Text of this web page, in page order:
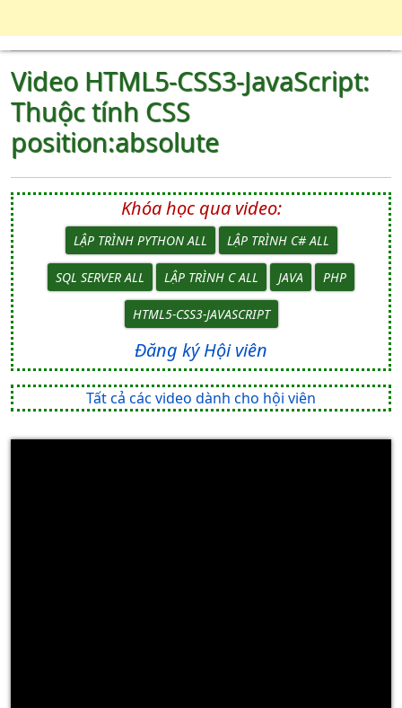
Video HTML5-CSS3-JavaScript:
Thuộc tính CSS
position:absolute
Khóa học qua video:
LẬP TRÌNH PYTHON ALL LẬP TRÌNH C# ALL
SQL SERVER ALL LẬP TRÌNH C ALL JAVA PHP
HTML5-CSS3-JAVASCRIPT
Đăng ký Hội viên
Tất cả các video dành cho hội viên